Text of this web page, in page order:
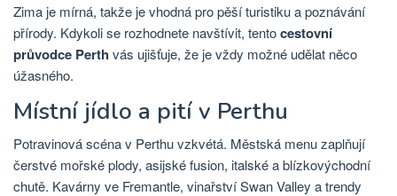
Zima je mírná, takže je vhodná pro pěší turistiku a poznávání
přírody. Kdykoli se rozhodnete navštívit, tentocestovní
průvodce Perth vás ujišťuje, že je vždy možné udělat něco
úžasného.
Místní jídlo a pití v Perthu
Potravinová scéna v Perthu vzkvétá. Městská menu zaplňují
čerstvé mořské plody, asijské fusion, italské a blízkovýchodní
chutě. Kavárny ve Fremantle, vinařství Swan Valley a trendy